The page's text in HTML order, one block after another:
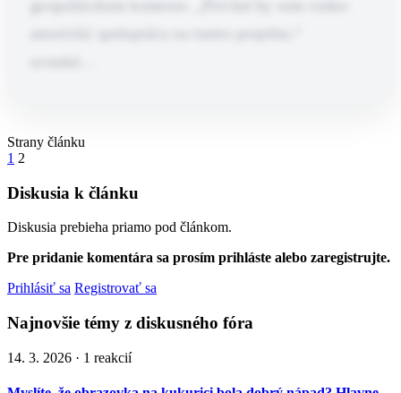
Strany článku
1 2
Diskusia k článku
Diskusia prebieha priamo pod článkom.
Pre pridanie komentára sa prosím prihláste alebo zaregistrujte.
Prihlásiť sa Registrovať sa
Najnovšie témy z diskusného fóra
14. 3. 2026 · 1 reakcií